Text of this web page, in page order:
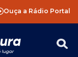
Ouça a Rádio Portal